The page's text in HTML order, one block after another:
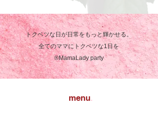
トクベツな日が日常をもっと輝かせる。
全てのママにトクベツな1日を
​®︎MamaLady party
menu.